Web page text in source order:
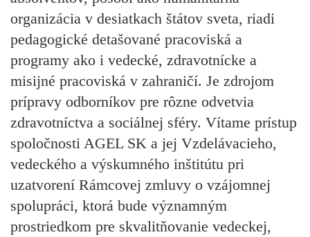
organizácia v desiatkach štátov sveta, riadi
pedagogické detašované pracoviská a
programy ako i vedecké, zdravotnícke a
misijné pracoviská v zahraničí. Je zdrojom
prípravy odborníkov pre rôzne odvetvia
zdravotníctva a sociálnej sféry. Vítame prístup
spoločnosti AGEL SK a jej Vzdelávacieho,
vedeckého a výskumného inštitútu pri
uzatvorení Rámcovej zmluvy o vzájomnej
spolupráci, ktorá bude významným
prostriedkom pre skvalitňovanie vedeckej,